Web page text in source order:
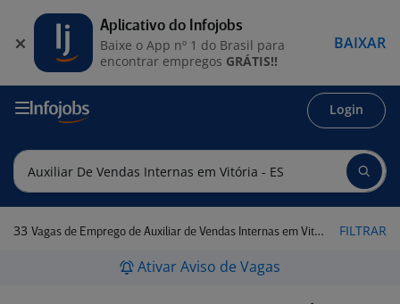
Login
33 Vagas de Emprego de Auxiliar de Vendas Internas em Vitória - ES FILTRAR
Ativar Aviso de Vagas
Aplicativo do Infojobs
Baixe o App nº 1 do Brasil para
encontrar empregos GRÁTIS!!
BAIXAR